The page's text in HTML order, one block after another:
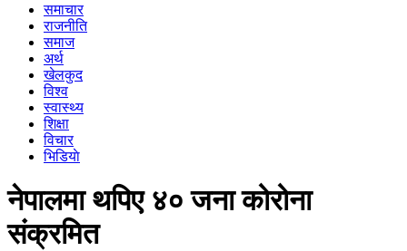
समाचार
राजनीति
समाज
अर्थ
खेलकुद
विश्व
स्वास्थ्य
शिक्षा
विचार
भिडियाे
नेपालमा थपिए ४० जना कोरोना
संक्रमित